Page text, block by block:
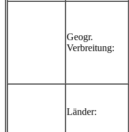
Geogr.
Verbreitung:
Länder: